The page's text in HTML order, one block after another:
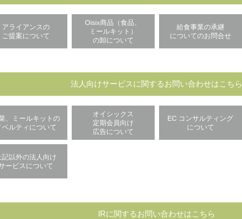
アライアンスの
ご提案について
Oisix商品（食品、
ミールキット）
の卸について
給食事業の承継
についてのお問合せ
法人向けサービスに関するお問い合わせはこちら
、ミールキットの
ベルティについて
オイシックス
定期会員向け
広告について
EC コンサルティング
について
記以外の法人向け
ービスについて
IRに関するお問い合わせはこちら